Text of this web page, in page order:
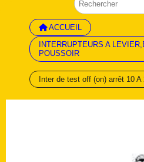
ACCUEIL
INTERRUPTEURS A
POUSSOIR
Inter de test off (on) arrêt 10